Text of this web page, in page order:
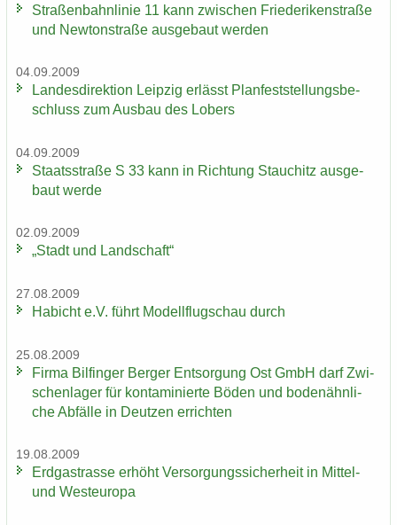
Stra­ßen­bahn­li­nie 11 kann zwi­schen Frie­de­ri­ken­stra­ße
und New­ton­stra­ße aus­ge­baut wer­den
04.09.2009
Lan­des­di­rek­ti­on Leip­zig er­lässt Plan­fest­stel­lungs­be­
schluss zum Aus­bau des Lobers
04.09.2009
Staats­stra­ße S 33 kann in Rich­tung Stau­chitz aus­ge­
baut werde
02.09.2009
„Stadt und Land­schaft“
27.08.2009
Ha­bicht e.V. führt Mo­dell­flug­schau durch
25.08.2009
Firma Bil­fin­ger Ber­ger Ent­sor­gung Ost GmbH darf Zwi­
schen­la­ger für kon­ta­mi­nier­te Böden und bo­den­ähn­li­
che Ab­fäl­le in Deut­zen er­rich­ten
19.08.2009
Erd­gas­tras­se er­höht Ver­sor­gungs­si­cher­heit in Mittel-​
und West­eu­ro­pa